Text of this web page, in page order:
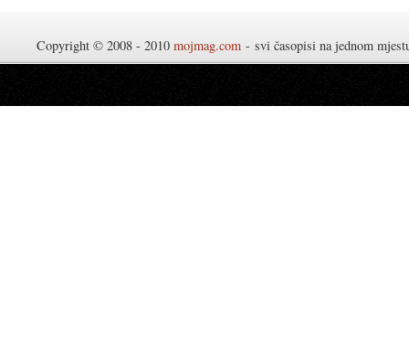
Copyright © 2008 - 2010 mojmag.com - svi časopisi na jednom